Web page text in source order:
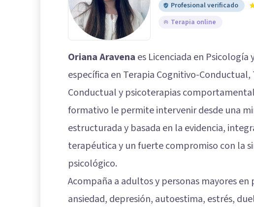
Profesional verificado
Terapia online
Oriana Aravena es Licenciada en
específica en Terapia Cognitivo-
Conductual y psicoterapias
formativo le permite intervenir desde una
estructurada y basada en la evidencia,
terapéutica y un fuerte compromiso con la
psicológico.
Acompaña a adultos y personas mayores
ansiedad, depresión, autoestima, estrés,